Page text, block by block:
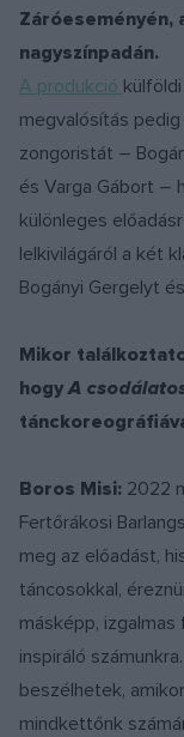
Záróeseményén,
nagyszínpadán.
A produkció
megvalósítás
zongoristát –
és Varga Gábort –
különleges
lelkivilágáról a két
Bogányi Gergelyt
Mikor
hogyA
Boros Misi: 2022
Fertőrákosi
meg az előadást,
táncosokkal,
másképp, izgalmas
inspiráló
beszélhetek,
mindkettőnk